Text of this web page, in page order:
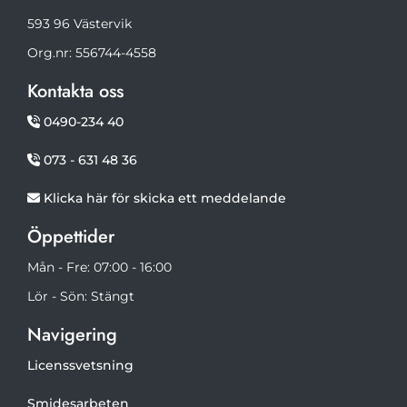
593 96 Västervik
Org.nr: 556744-4558
Kontakta oss
 0490-234 40
 073 - 631 48 36
 Klicka här för skicka ett meddelande
Öppettider
Mån - Fre: 07:00 - 16:00
Lör - Sön: Stängt
Navigering
Licenssvetsning
Smidesarbeten